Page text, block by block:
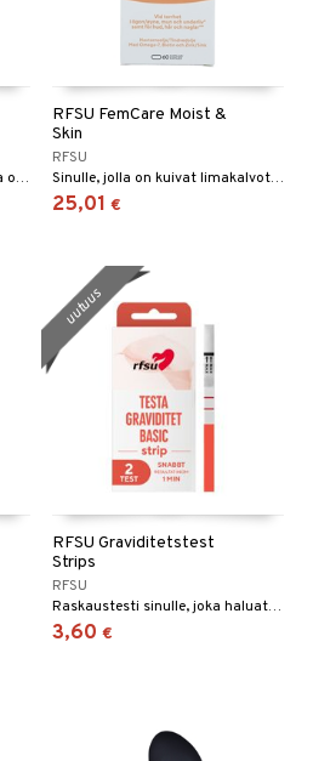
Vesipohjainen liukuvoide, jossa on prebiootteja ja aloe veraa.
RFSU FemCare Moist &
Skin
RFSU
Sinulle, jolla on kuivat limakalvot silmissä, suussa tai intiimialueella.
25,01 €
RFSU Graviditetstest
Strips
RFSU
Raskaustesti sinulle, joka haluat testata usein.
3,60 €
uutuus